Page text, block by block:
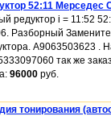
52:11 Мерседес
редуктор i = 11:52
Разборный
A9063503623 .
так же
96000 руб.
тонирования